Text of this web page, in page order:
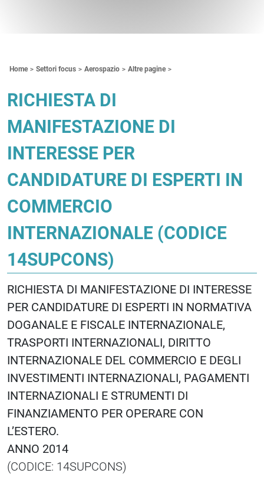
Contenuti Principali
Home Settori focus Aerospazio Altre pagine
RICHIESTA DI
MANIFESTAZIONE DI
INTERESSE PER
CANDIDATURE DI ESPERTI IN
COMMERCIO
INTERNAZIONALE (CODICE
14SUPCONS)
RICHIESTA DI MANIFESTAZIONE DI INTERESSE
PER CANDIDATURE DI ESPERTI IN NORMATIVA
DOGANALE E FISCALE INTERNAZIONALE,
TRASPORTI INTERNAZIONALI, DIRITTO
INTERNAZIONALE DEL COMMERCIO E DEGLI
INVESTIMENTI INTERNAZIONALI, PAGAMENTI
INTERNAZIONALI E STRUMENTI DI
FINANZIAMENTO PER OPERARE CON
L’ESTERO.
ANNO 2014
(CODICE: 14SUPCONS)